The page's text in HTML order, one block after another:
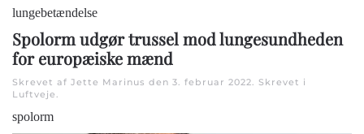
lungebetændelse
Spolorm udgør trussel mod lungesundheden
for europæiske mænd
Skrevet af Jette Marinus den 3. februar 2022. Skrevet i
Luftveje.
spolorm